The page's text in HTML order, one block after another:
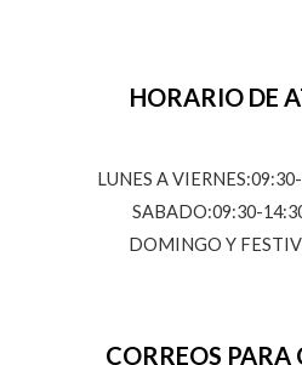
HORARIO DE
LUNES A
SABADO:09:30-
DOMINGO Y
CORREOS PARA